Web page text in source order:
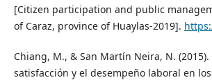
[Citizen participation and public
of Caraz, province of Huaylas-2019].
Chiang, M., & San Martín Neira, N.
satisfacción y el desempeño laboral en